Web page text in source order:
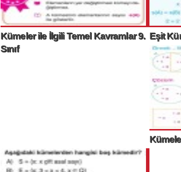
Kümeler ile İlgili Temel Kavramlar 9.
Sınıf
Eşit